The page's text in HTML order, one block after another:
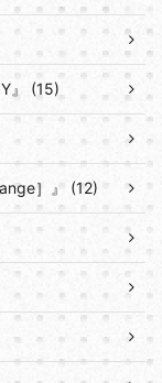
』 (15)
］』 (12)